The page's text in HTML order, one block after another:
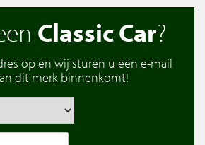
Classic Car?
op en wij sturen u een e-mail
dit merk binnenkomt!